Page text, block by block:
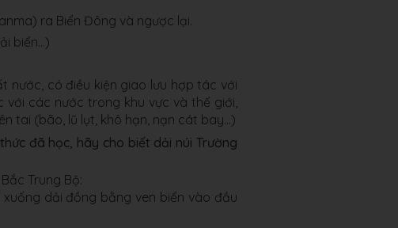
ra Biển Đông và ngược lại.
biển…)
nước, có điều kiện giao lưu hợp tác với
với các nước trong khu vực và thế giới,
tai (bão, lũ lụt, khô hạn, nạn cát bay…)
đã học, hãy cho biết dải núi Trường
Trung Bộ:
dải đồng bằng ven biển vào đầu